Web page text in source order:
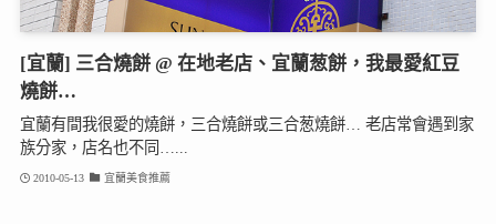
[宜蘭] 三合燒餅 @ 在地老店、宜蘭葱餅，我最愛紅豆
燒餅…
宜蘭有間我很愛的燒餅，三合燒餅或三合葱燒餅… 老店常會遇到家
族分家，店名也不同…...
2010-05-13 宜蘭美食推薦